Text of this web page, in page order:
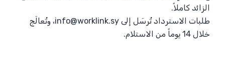
الزائد كاملاً.
طلبات الاسترداد تُرسَل إلى info@worklink.sy، وتُعالَج
خلال 14 يوماً من الاستلام.